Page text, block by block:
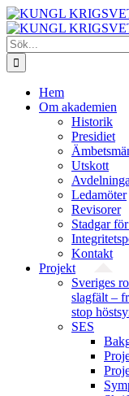
Fortsätt
till
innehållet
Sök
efter:
Hem
Om akademien
Historik
Presidiet
Utskott
Ledamöter
Revisorer
Stadgar
Kontakt
Projekt
Sveriges
slagfält –
stop
SES